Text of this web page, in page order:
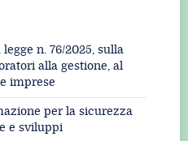
n. 76/2025, sulla
alla gestione, al
imprese
per la sicurezza
e sviluppi